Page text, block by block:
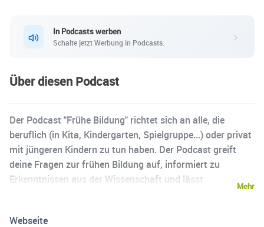
In Podcasts werben
Schalte jetzt Werbung in Podcasts.
Über diesen Podcast
Der Podcast "Frühe Bildung" richtet sich an alle, die
beruflich (in Kita, Kindergarten, Spielgruppe...) oder privat
mit jüngeren Kindern zu tun haben. Der Podcast greift
deine Fragen zur frühen Bildung auf, informiert zu
Erkenntnissen aus der Wissenschaft und lässt
Produktion des Instituts Frühe Bildung 0 bis 8 der
Mehr
Webseite